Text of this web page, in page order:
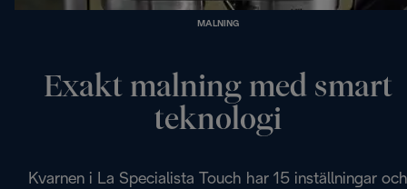
MALNING
Exakt malning med smart
teknologi
Kvarnen i La Specialista Touch har 15 inställningar och